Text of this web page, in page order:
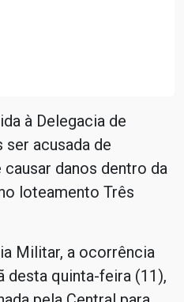
à Delegacia de
ser acusada de
danos dentro da
loteamento Três
Militar, a ocorrência
desta quinta-feira (11),